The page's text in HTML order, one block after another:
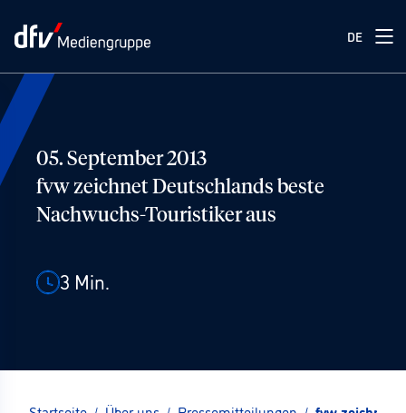
DE
05. September 2013
fvw zeichnet Deutschlands beste
Nachwuchs-Touristiker aus
3 Min.